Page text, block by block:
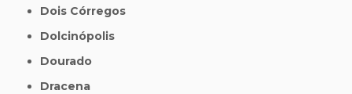
Dois Córregos
Dolcinópolis
Dourado
Dracena